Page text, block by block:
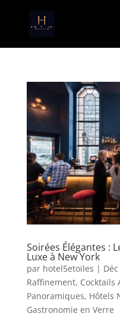
Soirées Élégantes :
Luxe à New York
par hotel5etoiles |
Raffinement, Cocktails
Panoramiques, Hôtels
Gastronomie en Verre